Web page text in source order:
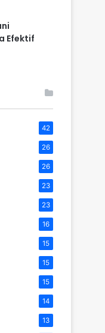
Efektif
42
26
26
23
23
16
15
15
15
14
13